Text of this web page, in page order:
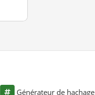
Générateur de hachage